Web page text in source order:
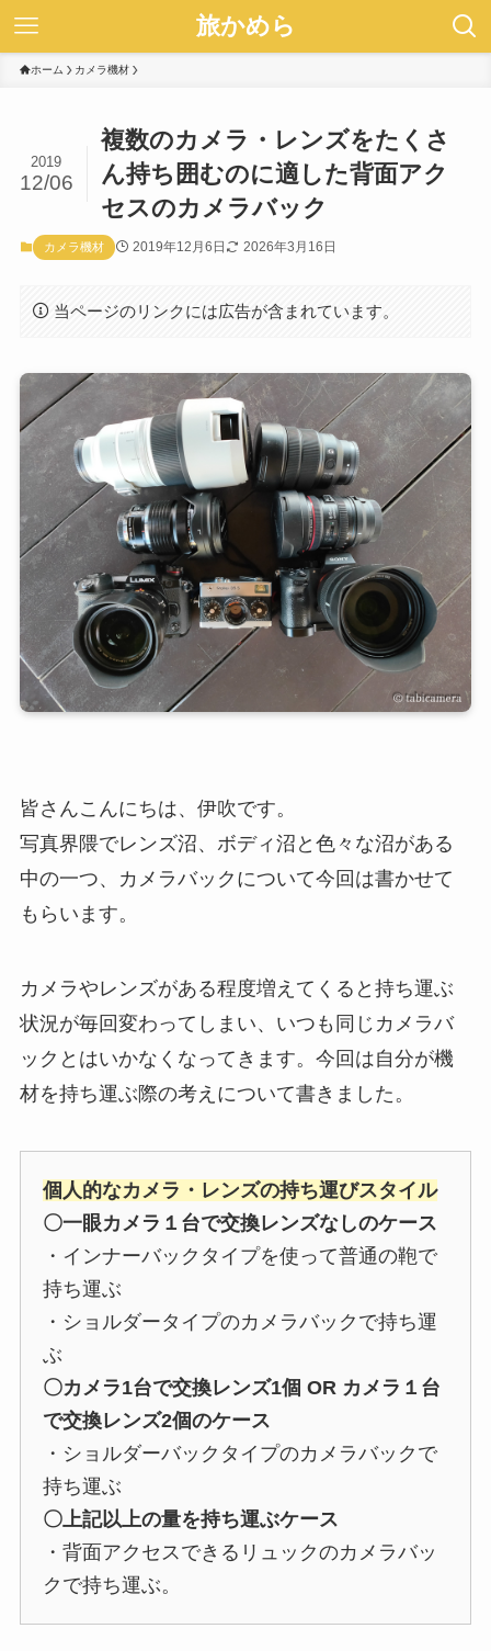
旅かめら
ホーム カメラ機材
複数のカメラ・レンズをたくさ
ん持ち囲むのに適した背面アク
セスのカメラバック
2019
12/06
カメラ機材 2019年12月6日 2026年3月16日
当ページのリンクには広告が含まれています。
皆さんこんにちは、伊吹です。
写真界隈でレンズ沼、ボディ沼と色々な沼がある
中の一つ、カメラバックについて今回は書かせて
もらいます。
カメラやレンズがある程度増えてくると持ち運ぶ
状況が毎回変わってしまい、いつも同じカメラバ
ックとはいかなくなってきます。今回は自分が機
材を持ち運ぶ際の考えについて書きました。
個人的なカメラ・レンズの持ち運びスタイル
〇一眼カメラ１台で交換レンズなしのケース
・インナーバックタイプを使って普通の鞄で
持ち運ぶ
・ショルダータイプのカメラバックで持ち運
ぶ
〇カメラ1台で交換レンズ1個 OR カメラ１台
で交換レンズ2個のケース
・ショルダーバックタイプのカメラバックで
持ち運ぶ
〇上記以上の量を持ち運ぶケース
・背面アクセスできるリュックのカメラバッ
クで持ち運ぶ。